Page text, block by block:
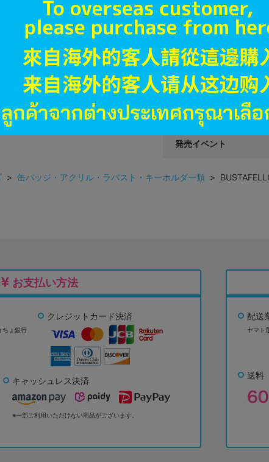
JANコード
商品番号
商品カテゴリ
発売日
種別
発売イベント
> 缶バッジ・アクリル・ラバスト・キーホルダー類 >
お支払い方法
ちょ銀行
クレジットカード決済
キャッシュレス決済
※一部ご利用いただけない商品がございます。
配送
ヤマト
送料